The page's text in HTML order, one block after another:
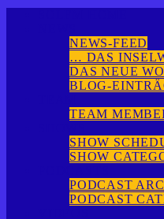
NEWS-FEED
… DAS
DAS NEUE
BLOG-
TEAM
SHOW
SHOW
PODCAST
PODCAST